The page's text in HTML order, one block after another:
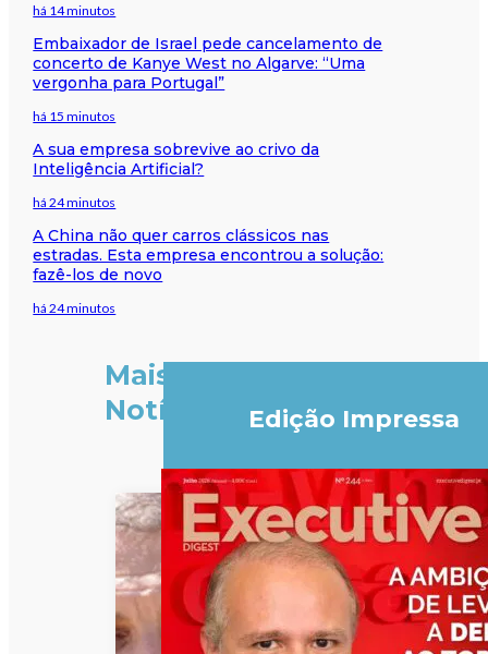
há 14 minutos
Embaixador de Israel pede cancelamento de
concerto de Kanye West no Algarve: “Uma
vergonha para Portugal”
há 15 minutos
A sua empresa sobrevive ao crivo da
Inteligência Artificial?
há 24 minutos
A China não quer carros clássicos nas
estradas. Esta empresa encontrou a solução:
fazê-los de novo
há 24 minutos
Mais
Notícias
Edição Impressa